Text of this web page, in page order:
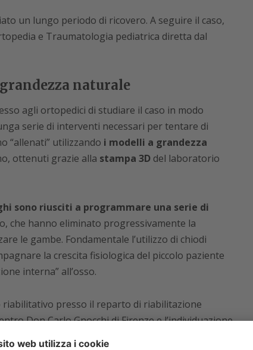
un lungo periodo di ricovero. A seguire il caso,
e Traumatologia pediatrica diretta dal
naturale
agli ortopedici di studiare il caso in modo
serie di interventi necessari per tentare di
“allenati” utilizzando i modelli a grandezza
ottenuti grazie alla stampa 3Ddel laboratorio
sono riusciti a programmare una serie di
che hanno eliminato progressivamente la
le gambe. Fondamentale l’utilizzo di chiodi
la crescita fisiologica del piccolo paziente
interna” all’osso.
riabilitativo presso il reparto di riabilitazione
Don Carlo Gnocchi di Firenze e l’individuazione
della patologia.